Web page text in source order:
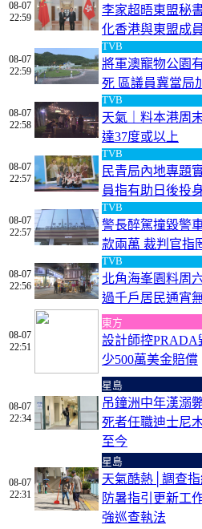
08-07
22:59
李家超晤東盟秘
化香港與東盟成
08-07
22:59
TVB
將軍澳寵物公園
死 區議員冀當局
08-07
22:58
TVB
天氣｜料本港周
達37度或以上
08-07
22:57
TVB
民青局內地專題
員指有助日後投
08-07
22:57
TVB
警長醉駕撞毀警
款兩萬 裁判官指
08-07
22:56
TVB
北角海峯園料周
過千戶居民通宵
08-07
22:51
東方
設計師控PRADA
少500萬美金賠償
08-07
22:34
星島
吊鐘洲中年漢溺
死者任職迪士尼
至今
08-07
22:31
星島
天氣酷熱│調查
防暑指引更新工
強巡查執法